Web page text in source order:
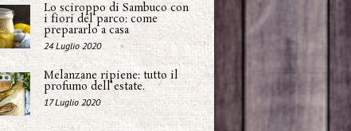
Lo sciroppo di Sambuco con
i fiori del parco: come
prepararlo a casa
24 Luglio 2020
Melanzane ripiene: tutto il
profumo dell'estate.
17 Luglio 2020